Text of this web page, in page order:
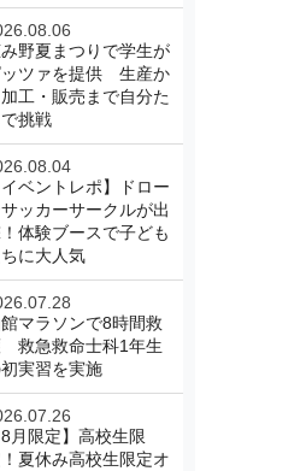
野夏まつりで学生が
ッツァを提供 生産か
加工・販売まで自分た
挑戦
イベントレポ】ドロー
サッカーサークルが出
体験ブースで子ども
に大人気
マラソンで8時間救
救急救命士科1年生
実習を実施
8月限定】高校生限
夏休み高校生限定オ